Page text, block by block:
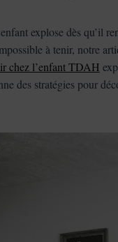
explose dès qu’il
à tenir, notre
chez l’enfant TDAH
des stratégies pour